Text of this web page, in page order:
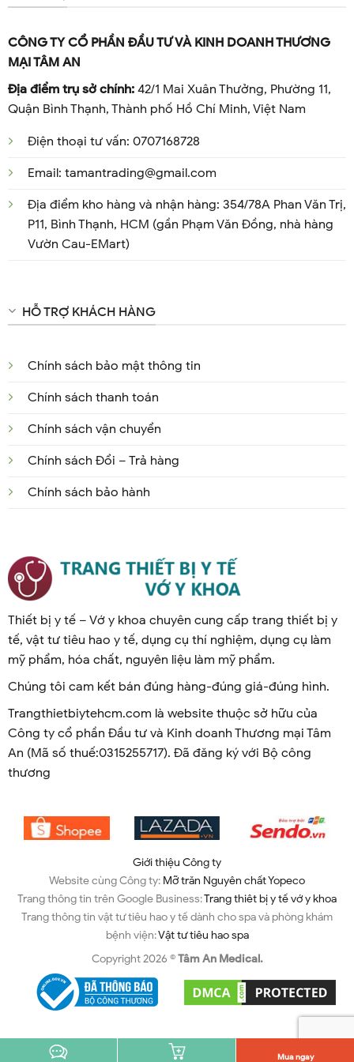
CÔNG TY CỔ PHẦN ĐẦU TƯ VÀ KINH DOANH THƯƠNG
MẠI TÂM AN
Địa điểm trụ sở chính:42/1 Mai Xuân Thưởng, Phường 11,
Quận Bình Thạnh, Thành phố Hồ Chí Minh, Việt Nam
Điện thoại tư vấn: 0707168728
Email: tamantrading@gmail.com
Địa điểm kho hàng và nhận hàng: 354/78A Phan Văn Trị,
P11, Bình Thạnh, HCM (gần Phạm Văn Đồng, nhà hàng
Vườn Cau-EMart)
HỖ TRỢ KHÁCH HÀNG
Chính sách bảo mật thông tin
Chính sách thanh toán
Chính sách vận chuyển
Chính sách Đổi – Trả hàng
Chính sách bảo hành
Thiết bị y tế – Vớ y khoa chuyên cung cấp trang thiết bị y
tế, vật tư tiêu hao y tế, dụng cụ thí nghiệm, dụng cụ làm
mỹ phẩm, hóa chất, nguyên liệu làm mỹ phẩm.
Chúng tôi cam kết bán đúng hàng-đúng giá-đúng hình.
Trangthietbiytehcm.com là website thuộc sở hữu của
Công ty cổ phần Đầu tư và Kinh doanh Thương mại Tâm
An (Mã số thuế:0315255717). Đã đăng ký với Bộ công
thương
Giới thiệu Công ty
Website cùng Công ty: Mỡ trăn Nguyên chất Yopeco
Trang thông tin trên Google Business:Trang thiêt bị y tế vớ y khoa
Trang thông tin vật tư tiêu hao y tế dành cho spa và phòng khám
bệnh viện:Vật tư tiêu hao spa
Copyright 2026 ©Tâm An Medical.
Mua ngay